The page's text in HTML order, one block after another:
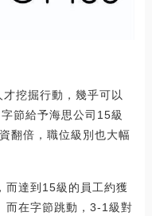
挖掘行動，幾乎可以
節給予海思公司15級
翻倍，職位級別也大幅
而達到15級的員工約獲
而在字節跳動，3-1級對